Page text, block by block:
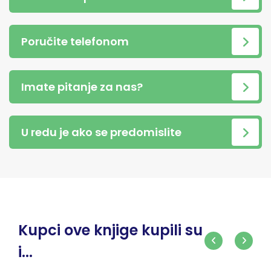
Poručite telefonom
Imate pitanje za nas?
U redu je ako se predomislite
Kupci ove knjige kupili su
i...